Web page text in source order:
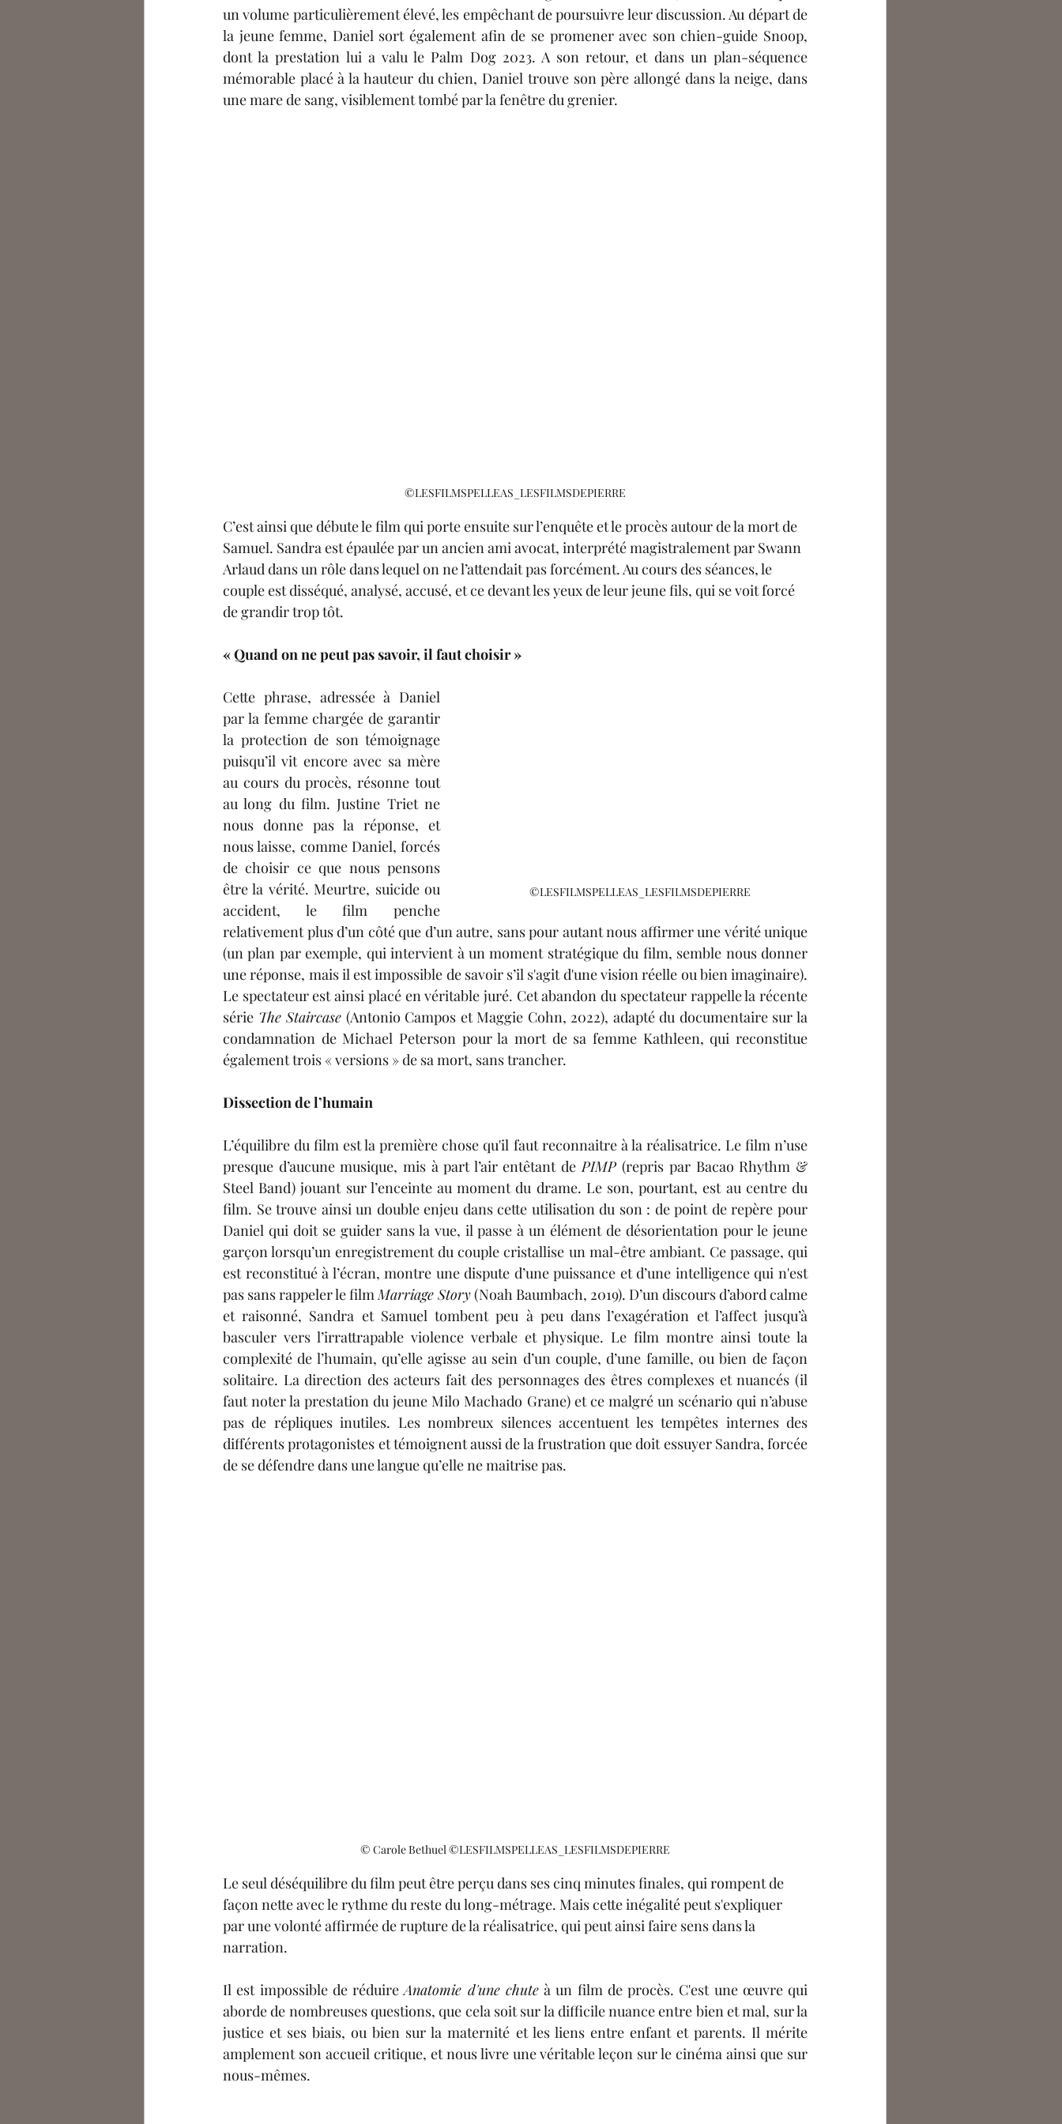
un volume particulièrement élevé, les empêchant de poursuivre leur discussion. Au départ de
la jeune femme, Daniel sort également afin de se promener avec son chien-guide Snoop,
dont la prestation lui a valu le Palm Dog 2023. A son retour, et dans un plan-séquence
mémorable placé à la hauteur du chien, Daniel trouve son père allongé dans la neige, dans
une mare de sang, visiblement tombé par la fenêtre du grenier.
©LESFILMSPELLEAS_LESFILMSDEPIERRE
C’est ainsi que débute le film qui porte ensuite sur l’enquête et le procès autour de la mort de
Samuel. Sandra est épaulée par un ancien ami avocat, interprété magistralement par Swann
Arlaud dans un rôle dans lequel on ne l’attendaitpas forcément. Au cours des séances, le
couple est disséqué, analysé, accusé, et ce devant les yeux de leur jeune fils, qui se voit forcé
de grandir trop tôt.
« Quand on ne peut pas savoir, il faut choisir »
©LESFILMSPELLEAS_LESFILMSDEPIERRE
Cette phrase, adressée à Daniel
par la femme chargée de garantir
la protection de son témoignage
puisqu’il vit encore avec sa mère
au cours du procès, résonne tout
au long du film. Justine Triet ne
nous donne pas la réponse, et
nous laisse, comme Daniel, forcés
de choisir ce que nous pensons
être la vérité. Meurtre, suicide ou
accident, le film penche
relativement plus d’un côté que d’un autre, sans pour autant nous affirmer une vérité unique
(un plan par exemple, qui intervient à un moment stratégique du film, semble nous donner
une réponse, mais il est impossible de savoir s’il s'agit d'unevision réelle ou bien imaginaire).
Le spectateur est ainsi placé en véritable juré. Cet abandon du spectateur rappelle la récente
série The Staircase (Antonio Campos et Maggie Cohn, 2022), adapté du documentaire sur la
condamnation de Michael Peterson pour la mort de sa femme Kathleen, qui reconstitue
également trois « versions » de sa mort, sans trancher.
Dissection de l’humain
L’équilibre du film est la première chose qu'il faut reconnaitre à la réalisatrice. Le film n’use
presque d’aucune musique, mis à part l’air entêtant de PIMP (repris par Bacao Rhythm &
Steel Band) jouant sur l’enceinte au moment du drame. Le son, pourtant, est au centre du
film. Se trouve ainsi un double enjeu dans cette utilisation du son : de point de repère pour
Daniel qui doit se guider sans la vue, il passe à un élément de désorientation pour le jeune
garçon lorsqu’un enregistrement du couple cristallise un mal-être ambiant. Ce passage, qui
est reconstitué à l’écran, montre une dispute d’une puissance et d’une intelligence qui n'est
pas sans rappeler le film Marriage Story (Noah Baumbach, 2019). D’un discours d’abord calme
et raisonné, Sandra et Samuel tombent peu à peu dans l’exagération et l’affect jusqu’à
basculer vers l’irrattrapable violence verbale et physique. Le film montre ainsi toute la
complexité de l’humain, qu’elle agisse au sein d’un couple, d’une famille, ou bien de façon
solitaire. La direction des acteurs fait des personnages des êtres complexes et nuancés (il
faut noter la prestation du jeune Milo Machado Grane) et ce malgré un scénario qui n’abuse
pas de répliques inutiles. Les nombreux silences accentuent les tempêtes internes des
différents protagonistes et témoignent aussi de la frustration que doit essuyer Sandra, forcée
de se défendre dans une langue qu’elle ne maitrise pas.
© Carole Bethuel ©LESFILMSPELLEAS_LESFILMSDEPIERRE
Le seul déséquilibre du film peut êtreperçu dans ses cinq minutes finales, qui rompent de
façon nette avec le rythme du reste dulong-métrage. Mais cette inégalité peut s'expliquer
par une volonté affirmée de rupture de la réalisatrice, qui peut ainsifaire sens dans la
narration.
Il est impossible de réduire Anatomie d'une chute à un film de procès. C'est une œuvre qui
aborde de nombreuses questions, que cela soit sur la difficile nuance entre bien et mal, sur la
justice et ses biais, ou bien sur la maternité et les liens entre enfant et parents. Il mérite
amplement son accueil critique, et nous livre une véritable leçon sur le cinéma ainsi que sur
nous-mêmes.